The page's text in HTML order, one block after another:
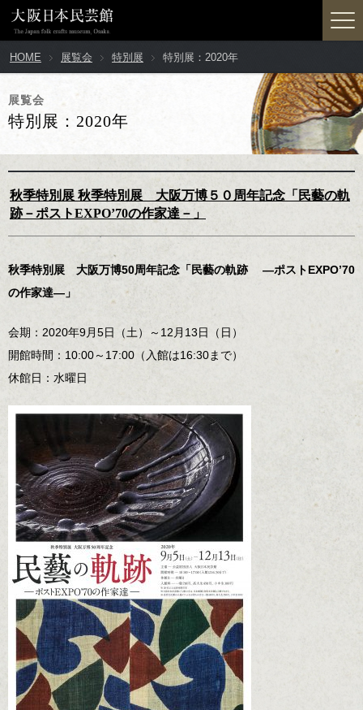
HOME 展覧会 特別展 特別展：2020年
展覧会
特別展：2020年
秋季特別展 秋季特別展 大阪万博５０周年記念「民藝の軌
跡－ポストEXPO’70の作家達－」
秋季特別展 大阪万博50周年記念「民藝の軌跡 ―ポストEXPO’70
の作家達―」
会期：2020年9月5日（土）～12月13日（日）
開館時間：10:00～17:00（入館は16:30まで）
休館日：水曜日